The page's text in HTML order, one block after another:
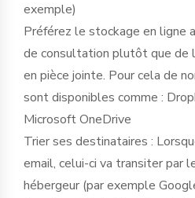
exemple)
Préférez le stockage en ligne
de consultation plutôt que de
en pièce jointe. Pour cela de
sont disponibles comme :
Microsoft OneDrive
Trier ses destinataires :
email, celui-ci va transiter par
hébergeur (par exemple